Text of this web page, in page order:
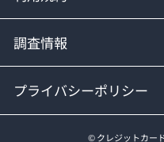
調査情報
プライバシーポリシー
© クレジットカー